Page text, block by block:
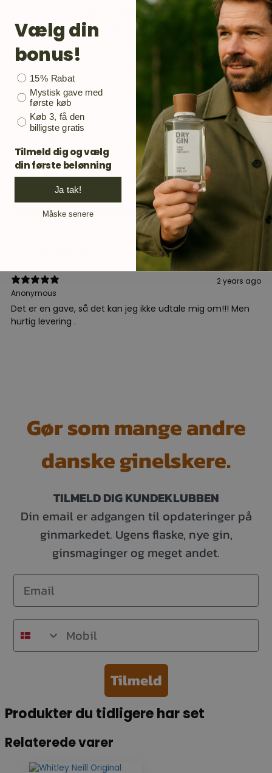
4 1 review
5
%
4
100%
3
2
0%
%
Ask a questionWrite a review
Reviews 1 Questions 0
2 years ago
Anonymous
Det er en gave, så det kan jeg ikke udtale mig om!!! Men
hurtig levering .
Gør som mange andre
danske ginelskere.
TILMELD DIG KUNDEKLUBBEN
Din email er adgangen til opdateringer på
ginmarkedet. Ugens flaske, nye gin,
ginsmaginger og meget andet.
Email
Mobil
Tilmeld
Produkter du tidligere har set
Relaterede varer
Vælg din
bonus!
Bonusgave
15% Rabat
Mystisk gave med
første køb
Køb 3, få den
billigste gratis
Tilmeld dig og vælg
din første belønning
Ja tak!
Måske senere